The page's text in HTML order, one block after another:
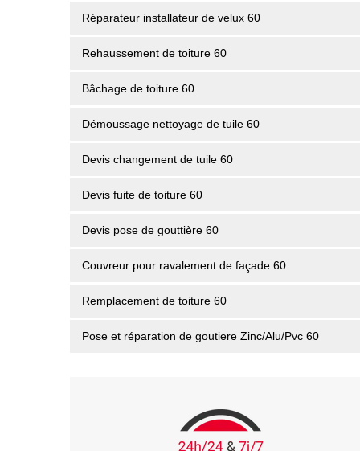
Réparateur installateur de velux 60
Rehaussement de toiture 60
Bâchage de toiture 60
Démoussage nettoyage de tuile 60
Devis changement de tuile 60
Devis fuite de toiture 60
Devis pose de gouttière 60
Couvreur pour ravalement de façade 60
Remplacement de toiture 60
Pose et réparation de goutiere Zinc/Alu/Pvc 60